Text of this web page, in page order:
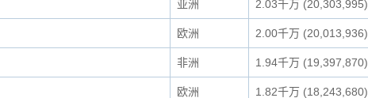
亚洲 2.03千万 (20,303,995)
欧洲 2.00千万 (20,013,936)
非洲 1.94千万 (19,397,870)
欧洲 1.82千万 (18,243,680)